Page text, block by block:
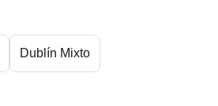
Dublín Mixto